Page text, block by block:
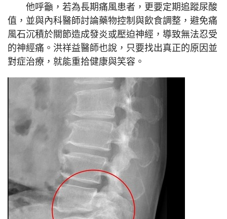
他呼籲，若為長期痛風患者，更要定期追蹤尿酸
值，並與內科醫師討論藥物控制與飲食調整，避免痛
風石沉積於關節造成發炎或壓迫神經，導致無法忍受
的神經痛。洪祥益醫師也說，只要找出真正的原因並
對症治療，就能重拾健康與笑容。